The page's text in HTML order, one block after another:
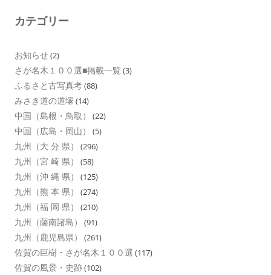
カテゴリー
お知らせ(2)
さが名木１００選■掲載一覧 (3)
ふるさと古写真考(88)
みさき道の道塚 (14)
中国（島根・鳥取） (22)
中国（広島・岡山） (5)
九州（大 分 県） (296)
九州（宮 崎 県） (58)
九州（沖 縄 県） (125)
九州（熊 本 県） (274)
九州（福 岡 県） (210)
九州（薩南諸島） (91)
九州（鹿児島県） (261)
佐賀の巨樹・さが名木１００選 (117)
佐賀の風景・史跡(102)